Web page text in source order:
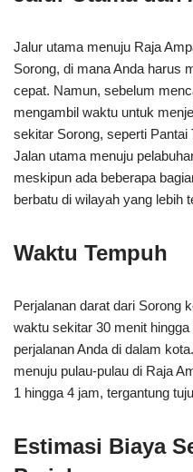
Jalur utama menuju Raja
Sorong, di mana Anda harus
cepat. Namun, sebelum
mengambil waktu untuk
sekitar Sorong, seperti Pantai
Jalan utama menuju
meskipun ada beberapa
berbatu di wilayah yang lebih
Waktu Tempuh
Perjalanan darat dari Sorong
waktu sekitar 30 menit
perjalanan Anda di dalam
menuju pulau-pulau di Raja
1 hingga 4 jam, tergantung
Estimasi Biaya